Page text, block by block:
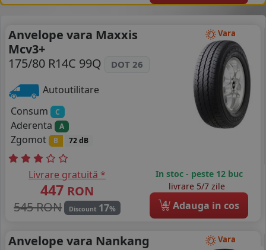
Vara
Anvelope vara Maxxis
Mcv3+
175/80 R14C 99Q
DOT 26
Autoutilitare
Consum
C
Aderenta A
Zgomot B 72 dB
Livrare gratuită *
447 RON
545 RON
Discount 17%
In stoc - peste 12 buc
livrare 5/7 zile
4 Adauga in cos
Vara
Anvelope vara Nankang